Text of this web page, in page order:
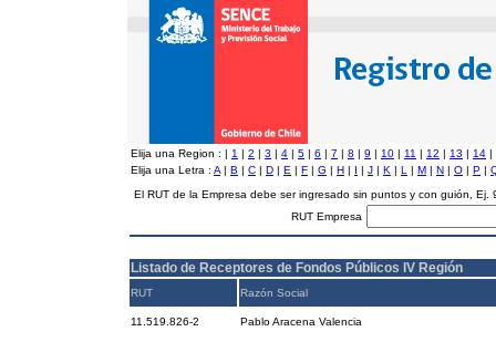
Elija una Region : | 1 | 2 | 3 | 4 | 5 | 6 | 7 | 8 | 9 | 10 | 11 | 12 | 13 | 14 |
Elija una Letra : A | B | C | D | E | F | G | H | I | J | K | L | M | N | O | P |
El RUT de la Empresa debe ser ingresado sin puntos y con guión, Ej.
RUT Empresa
Listado de Receptores de Fondos Públicos IV Región
RUT Razón Social
11.519.826-2 Pablo Aracena Valencia